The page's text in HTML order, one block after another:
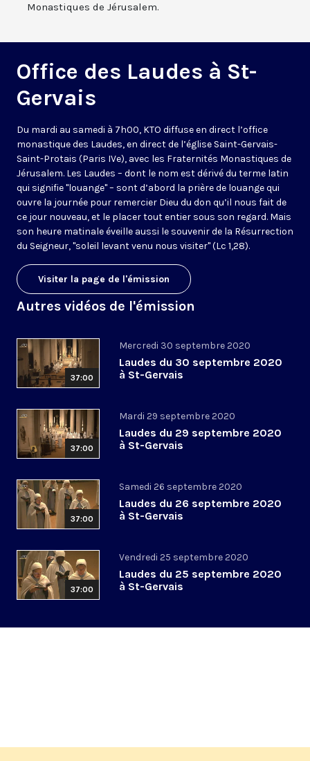
Monastiques de Jérusalem.
Office des Laudes à St-
Gervais
Du mardi au samedi à 7h00, KTO diffuse en direct l’office
monastique des Laudes, en direct de l’église Saint-Gervais-
Saint-Protais (Paris IVe), avec les Fraternités Monastiques de
Jérusalem. Les Laudes – dont le nom est dérivé du terme latin
qui signifie "louange" – sont d’abord la prière de louange qui
ouvre la journée pour remercier Dieu du don qu’il nous fait de
ce jour nouveau, et le placer tout entier sous son regard. Mais
son heure matinale éveille aussi le souvenir de la Résurrection
du Seigneur, "soleil levant venu nous visiter" (Lc 1,28).
Visiter la page de l'émission
Autres vidéos de l'émission
37:00
Mercredi 30 septembre 2020
Laudes du 30 septembre 2020
à St-Gervais
37:00
Mardi 29 septembre 2020
Laudes du 29 septembre 2020
à St-Gervais
37:00
Samedi 26 septembre 2020
Laudes du 26 septembre 2020
à St-Gervais
37:00
Vendredi 25 septembre 2020
Laudes du 25 septembre 2020
à St-Gervais